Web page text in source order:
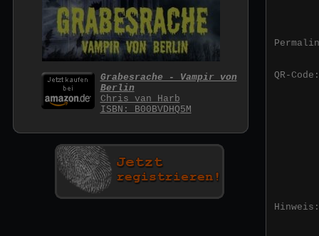
Grabesrache - Vampir von
Berlin
Chris van Harb
ISBN: B00BVDHQ5M
QR-Code:
Hinweis: